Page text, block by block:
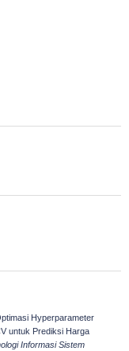
Hyperparameter
untuk Prediksi Harga
Informasi Sistem